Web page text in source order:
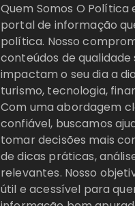
Quem Somos O Política
portal de informação
política. Nosso
conteúdos de
impactam o seu dia a
turismo, tecnologia,
Com uma abordagem
confiável, buscamos
tomar decisões mais
de dicas práticas,
relevantes. Nosso
útil e acessível para